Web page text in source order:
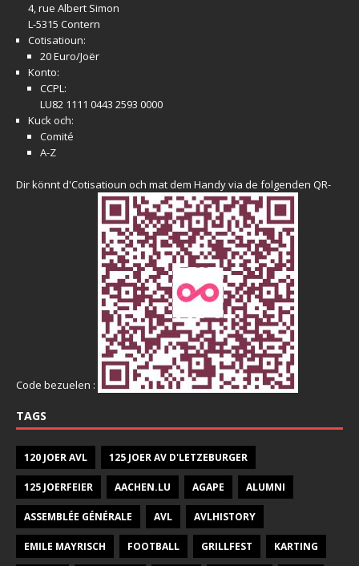
4, rue Albert Simon
L-5315 Contern
Cotisatioun:
20 Euro/Joër
Konto:
CCPL:
LU82 1111 0443 2593 0000
Kuck och:
Comité
A-Z
Dir könnt d'Cotisatioun och mat dem Handy via de folgenden QR-
Code bezuelen :
TAGS
120 JOER AVL 125 JOER AV D'LETZEBURGER
125 JOERFEIER AACHEN.LU AGAPE ALUMNI
ASSEMBLÉE GÉNÉRALE AVL AVLHISTORY
EMILE MAYRISCH FOOTBALL GRILLFEST KARTING